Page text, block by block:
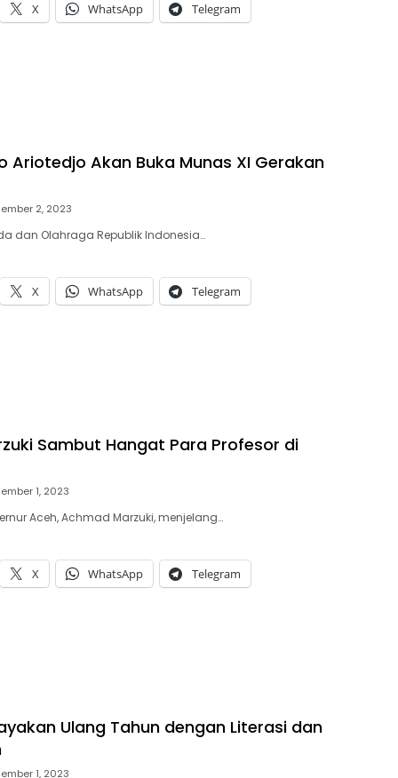
X WhatsApp Telegram
Ariotedjo Akan Buka Munas XI Gerakan
2, 2023
dan Olahraga Republik Indonesia…
X WhatsApp Telegram
Sambut Hangat Para Profesor di
1, 2023
Aceh, Achmad Marzuki, menjelang…
X WhatsApp Telegram
Ulang Tahun dengan Literasi dan
1, 2023